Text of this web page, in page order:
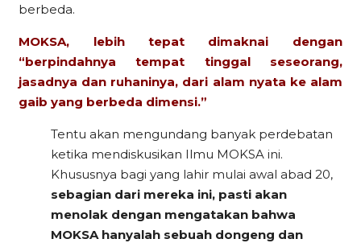
berbeda.
MOKSA, lebih tepat dimaknai dengan
“berpindahnya tempat tinggal seseorang,
jasadnya dan ruhaninya, dari alam nyata ke alam
gaib yang berbeda dimensi.”
Tentu akan mengundang banyak perdebatan
ketika mendiskusikan Ilmu MOKSA ini.
Khususnya bagi yang lahir mulai awal abad 20,
sebagian dari mereka ini, pasti akan
menolak dengan mengatakan bahwa
MOKSA hanyalah sebuah dongeng dan